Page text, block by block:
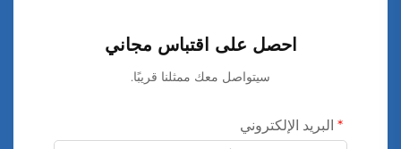
احصل على اقتباس مجاني
سيتواصل معك ممثلنا قريبًا.
البريد الإلكتروني